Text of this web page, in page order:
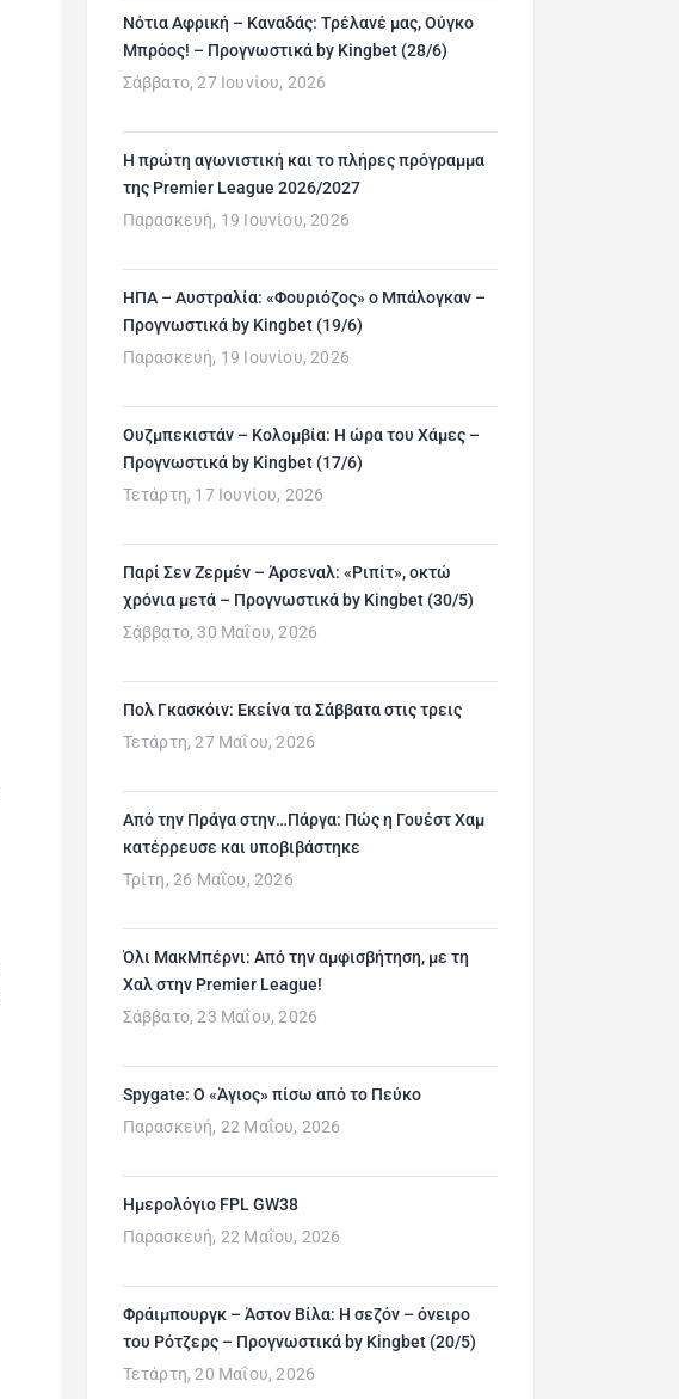
Νότια Αφρική – Καναδάς: Τρέλανέ μας, Ούγκο
Μπρόος! – Προγνωστικά by Kingbet (28/6)
Σάββατο, 27 Ιουνίου, 2026
H πρώτη αγωνιστική και το πλήρες πρόγραμμα
της Premier League 2026/2027
Παρασκευή, 19 Ιουνίου, 2026
ΗΠΑ – Αυστραλία: «Φουριόζος» ο Μπάλογκαν –
Προγνωστικά by Kingbet (19/6)
Παρασκευή, 19 Ιουνίου, 2026
Ουζμπεκιστάν – Κολομβία: Η ώρα του Χάμες –
Προγνωστικά by Kingbet (17/6)
Τετάρτη, 17 Ιουνίου, 2026
Παρί Σεν Ζερμέν – Άρσεναλ: «Ριπίτ», οκτώ
χρόνια μετά – Προγνωστικά by Kingbet (30/5)
Σάββατο, 30 Μαΐου, 2026
Πολ Γκασκόιν: Εκείνα τα Σάββατα στις τρεις
Τετάρτη, 27 Μαΐου, 2026
Από την Πράγα στην…Πάργα: Πώς η Γουέστ Χαμ
κατέρρευσε και υποβιβάστηκε
Τρίτη, 26 Μαΐου, 2026
Όλι ΜακΜπέρνι: Aπό την αμφισβήτηση, με τη
Χαλ στην Premier League!
Σάββατο, 23 Μαΐου, 2026
Spygate: Ο «Άγιος» πίσω από το Πεύκο
Παρασκευή, 22 Μαΐου, 2026
Ημερολόγιο FPL GW38
Παρασκευή, 22 Μαΐου, 2026
Φράιμπουργκ – Άστον Βίλα: Η σεζόν – όνειρο
του Ρότζερς – Προγνωστικά by Kingbet (20/5)
Τετάρτη, 20 Μαΐου, 2026